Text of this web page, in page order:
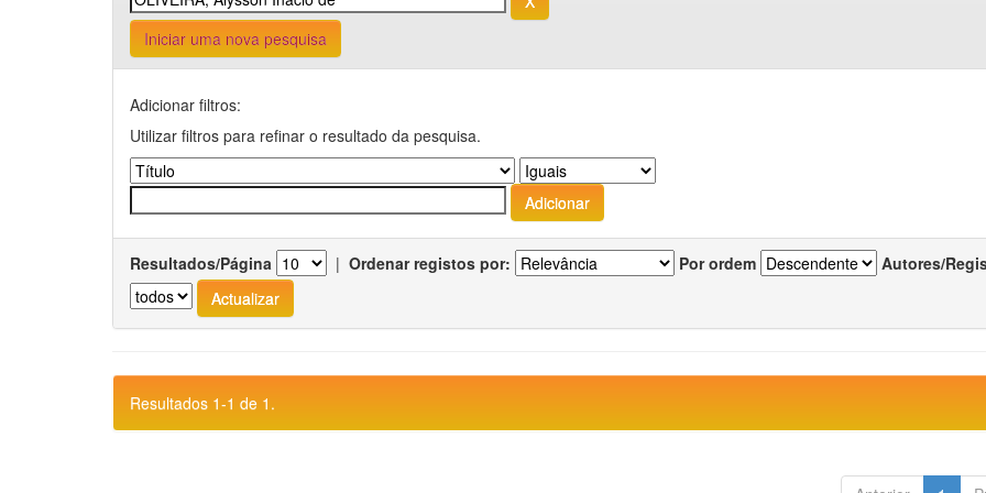
Iniciar uma nova pesquisa
Adicionar filtros:
Utilizar filtros para refinar o resultado da pesquisa.
Resultados/Página | Ordenar registos por: Por ordem Autores/
Resultados 1-1 de 1.